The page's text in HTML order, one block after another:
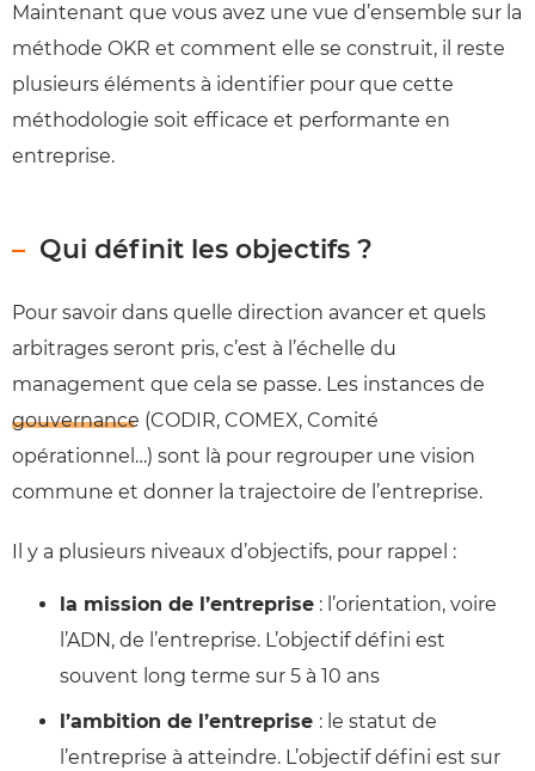
Maintenant que vous avez une vue d’ensemble sur la
méthode OKR et comment elle se construit, il reste
plusieurs éléments à identifier pour que cette
méthodologie soit efficace et performante en
entreprise.
Qui définit les objectifs ?
Pour savoir dans quelle direction avancer et quels
arbitrages seront pris, c’est à l’échelle du
management que cela se passe. Les instances de
gouvernance (CODIR, COMEX, Comité
opérationnel…) sont là pour regrouper une vision
commune et donner la trajectoire de l’entreprise.
Il y a plusieurs niveaux d’objectifs, pour rappel :
la mission de l’entreprise : l’orientation, voire
l’ADN, de l’entreprise. L’objectif défini est
souvent long terme sur 5 à 10 ans
l’ambition de l’entreprise : le statut de
l’entreprise à atteindre. L’objectif défini est sur